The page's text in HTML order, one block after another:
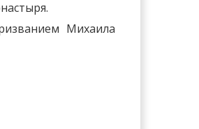
Михаила